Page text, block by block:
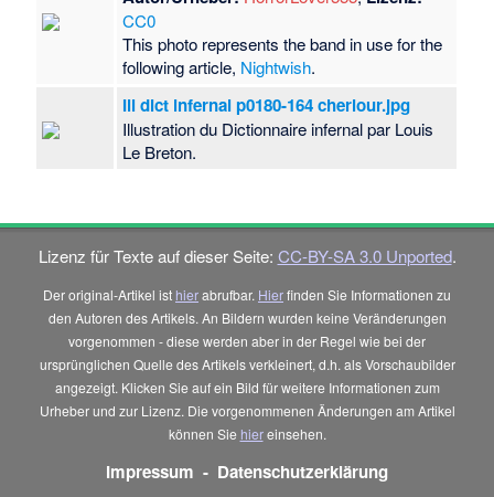
CC0
This photo represents the band in use for the
following article, Nightwish.
Ill dict infernal p0180-164 cheriour.jpg
Illustration du Dictionnaire infernal par Louis
Le Breton.
Lizenz für Texte auf dieser Seite: CC-BY-SA 3.0 Unported.
Der original-Artikel ist hierabrufbar. Hierfinden Sie Informationen zu
den Autoren des Artikels. An Bildern wurden keine Veränderungen
vorgenommen - diese werden aber in der Regel wie bei der
ursprünglichen Quelle des Artikels verkleinert, d.h. als Vorschaubilder
angezeigt. Klicken Sie auf ein Bild für weitere Informationen zum
Urheber und zur Lizenz. Die vorgenommenen Änderungen am Artikel
können Sie hiereinsehen.
Impressum - Datenschutzerklärung